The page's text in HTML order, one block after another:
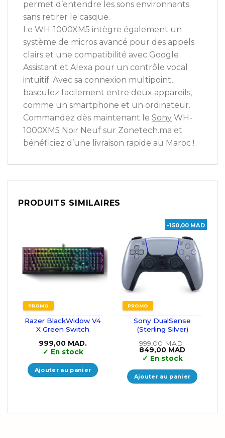
permet d’entendre les sons environnants
sans retirer le casque.
Le WH-1000XM5 intègre également un
système de micros avancé pour des appels
clairs et une compatibilité avec Google
Assistant et Alexa pour un contrôle vocal
intuitif. Avec sa connexion multipoint,
basculez facilement entre deux appareils,
comme un smartphone et un ordinateur.
Commandez dès maintenant le Sony WH-
1000XM5 Noir Neuf sur Zonetech.ma et
bénéficiez d’une livraison rapide au Maroc !
PRODUITS SIMILAIRES
PROMO
Razer BlackWidow V4
X Green Switch
999,00 MAD.
✓ En stock
Ajouter au panier
-150,00 MAD
PROMO
Sony DualSense
(Sterling Silver)
999,00MAD
Le
prix
initial
était :
999,00 MAD.
849,00 MAD
est :
849,00
✓ En stock
Ajouter au panier